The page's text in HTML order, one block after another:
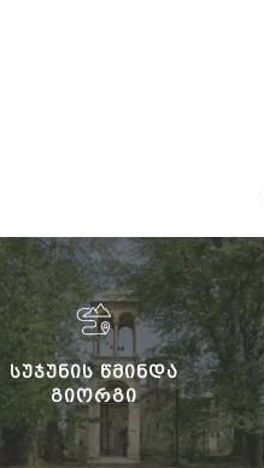
ᲡᲣᲯᲣᲜᲘᲡ ᲬᲛᲘᲜᲓᲐ
ᲒᲘᲝᲠᲒᲘ